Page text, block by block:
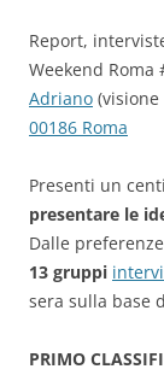
Report,
Weekend Roma
Adriano
00186 Roma
Presenti un
presentare le
Dalle
13 gruppi
sera sulla base
PRIMO